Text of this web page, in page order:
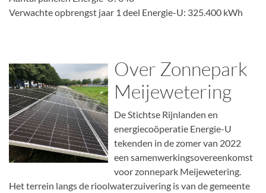
Verwachte opbrengst jaar 1 deel Energie-U: 325.400 kWh
Over Zonnepark
Meijewetering
De Stichtse Rijnlanden en
energiecoöperatie Energie-U
tekenden in de zomer van 2022
een samenwerkingsovereenkomst
voor zonnepark Meijewetering.
Het terrein langs de rioolwaterzuivering is van de gemeente